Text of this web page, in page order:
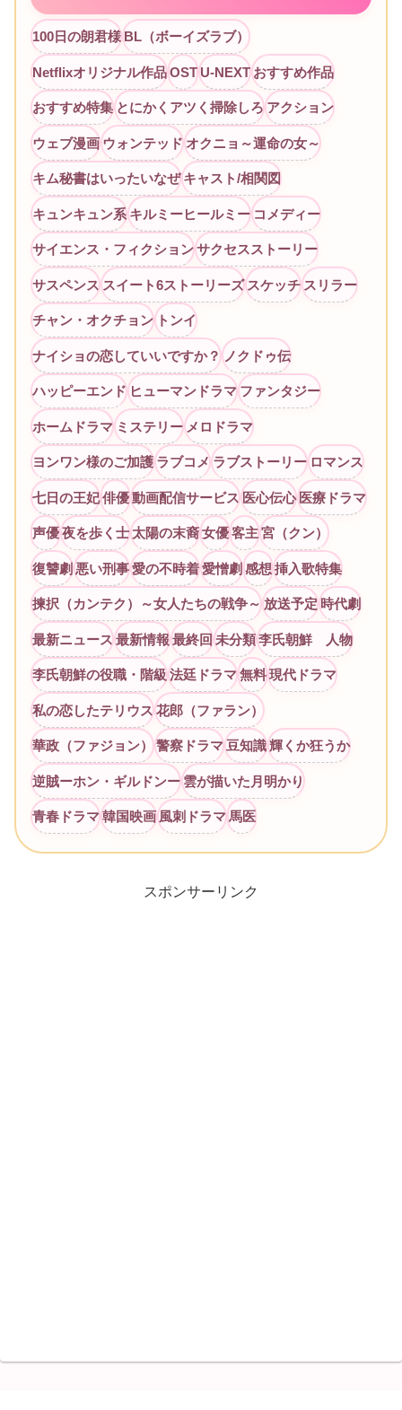
100日の朗君様 BL（ボーイズラブ）
Netflixオリジナル作品 OST U-NEXT おすすめ作品
おすすめ特集 とにかくアツく掃除しろ アクション
ウェブ漫画 ウォンテッド オクニョ～運命の女～
キム秘書はいったいなぜ キャスト/相関図
キュンキュン系 キルミーヒールミー コメディー
サイエンス・フィクション サクセスストーリー
サスペンス スイート6ストーリーズ スケッチ スリラー
チャン・オクチョン トンイ
ナイショの恋していいですか？ ノクドゥ伝
ハッピーエンド ヒューマンドラマ ファンタジー
ホームドラマ ミステリー メロドラマ
ヨンワン様のご加護 ラブコメ ラブストーリー ロマンス
七日の王妃 俳優 動画配信サービス 医心伝心 医療ドラマ
声優 夜を歩く士 太陽の末裔 女優 客主 宮（クン）
復讐劇 悪い刑事 愛の不時着 愛憎劇 感想 挿入歌特集
揀択（カンテク）～女人たちの戦争～ 放送予定 時代劇
最新ニュース 最新情報 最終回 未分類 李氏朝鮮 人物
李氏朝鮮の役職・階級 法廷ドラマ 無料 現代ドラマ
私の恋したテリウス 花郎（ファラン）
華政（ファジョン） 警察ドラマ 豆知識 輝くか狂うか
逆賊ーホン・ギルドンー 雲が描いた月明かり
青春ドラマ 韓国映画 風刺ドラマ 馬医
スポンサーリンク